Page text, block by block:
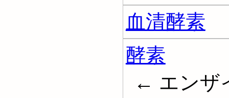
血清酵素
酵素
← エンザ